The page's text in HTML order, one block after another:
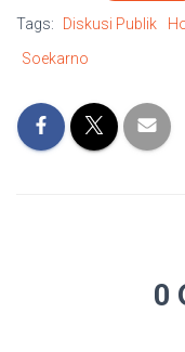
Tags: Diskusi Publik
Soekarno
0